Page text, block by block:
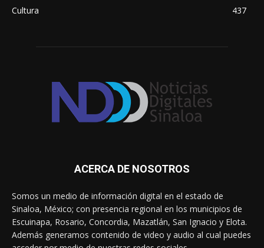
Cultura
437
ACERCA DE NOSOTROS
Somos un medio de información digital en el estado de
Sinaloa, México; con presencia regional en los municipios de
Escuinapa, Rosario, Concordia, Mazatlán, San Ignacio y Elota.
Además generamos contenido de video y audio al cual puedes